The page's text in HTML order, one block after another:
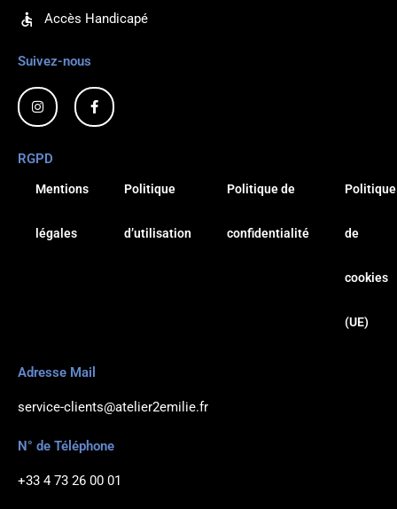
Accès Handicapé
Suivez-nous
I
n
g
a
F
a
RGPD
Mentions
légales
Politique
d’utilisation
Politique de
confidentialité
Politique
de
cookies
(UE)
Adresse Mail
service-clients@atelier2emilie.fr
N° de Téléphone
+33 4 73 26 00 01